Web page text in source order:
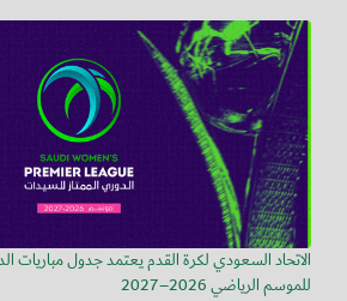
الاتحاد السعودي لكرة القدم يعتمد جدول مباريات
للموسم الرياضي 2026–2027